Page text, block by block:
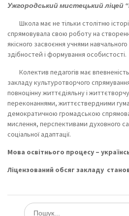
Ужгородський мистецький ліцей
Школа має не тільки столітню
спрямовувала свою роботу на
якісного засвоєння учнями
здібностей і формування особистості.
Колектив педагогів має
закладу культуротворчого
повноцінну життєдіяльну і
переконаннями, життєствердними
демократичною громадською
мислення, перспективами духовного
соціальної адаптації.
Мова освітнього процесу –
Ліцензований обсяг закладу
Шукати: